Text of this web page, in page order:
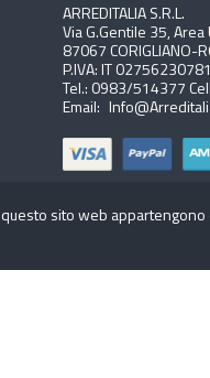
ARREDITALIA S.r.l.
Via G.Gentile 35,
87067 CORIGLIANO-
P.IVA: IT 02756230781
Tel.: 0983/514377
Email:
sito web